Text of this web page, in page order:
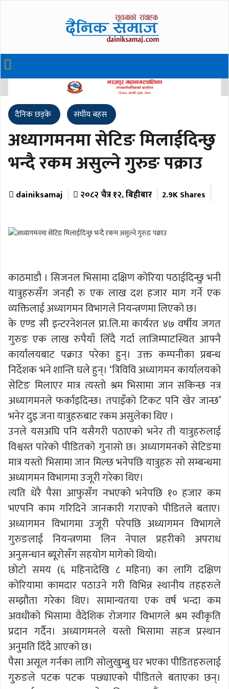
दैनिक छड्के संघीय बहस
अध्यागमनमा सेटिङ मिलाईदिन्छु
भन्दै रकम असुल्ने गुरुङ पक्राउ
dainiksamaj २०८२ चैत्र १२, बिहीबार 2.9K Shares
काठमाडौ । सिजनल भिसामा दक्षिण कोरिया पठाईदिन्छु भनी
यात्रुहरुसँग जनही रु एक लाख दश हजार माग गर्ने एक
व्यक्तिलाई अध्यागमन विभागले नियन्त्रणमा लिएको छ।
के एण्ड सी इन्टरनेशनल प्रा.लि.मा कार्यरत ४७ वर्षीय जगत
गुरुङ एक लाख रुपैयाँ लिँदै गर्दा लाजिम्पाटस्थित आफ्नै
कार्यालयबाट पक्राउ परेका हुन्। उक्त कम्पनीका प्रबन्ध
निर्देशक भने शान्ति घले हुन्। ‘त्रिविवि अध्यागमन कार्यालयको
सेटिङ मिलाएर मात्र त्यस्तो श्रम भिसामा जान सकिन्छ नत्र
अध्यागमनले फर्काइदिन्छ। तपाइँको टिकट पनि खेर जान्छ’
भनेर दुइ जना यात्रुहरुबाट रकम असुलेका थिए ।
उनले यसअघि पनि यसैगरी पठाएको भनेर ती यात्रुहरुलाई
विश्वस्त पारेको पीडितको गुनासो छ। अध्यागमनको सेटिङमा
मात्र यस्तो भिसामा जान मिल्छ भनेपछि यात्रुहरु सो सम्बन्धमा
अध्यागमन विभागमा उजूरी गरेका थिए।
त्यति धेरै पैसा आफुसँग नभएको भनेपछि १० हजार कम
भएपनि काम गरिदिने जानकारी गराएको पीडितले बताए।
अध्यागमन विभागमा उजूरी परेपछि अध्यागमन विभागले
गुरुङलाई नियन्त्रणमा लिन नेपाल प्रहरीको अपराध
अनुसन्धान ब्यूरोसँग सहयोग मागेको थियो।
छोटो समय (६ महिनादेखि ८ महिना) का लागि दक्षिण
कोरियामा कामदार पठाउने गरी विभिन्न स्थानीय तहहरुले
सम्झौता गरेका थिए। सामान्यतया एक वर्ष भन्दा कम
अवधीको भिसामा वैदेशिक रोजगार विभागले श्रम स्वीकृति
प्रदान गर्दैन। अध्यागमनले यस्तो भिसामा सहज प्रस्थान
अनुमति दिँदै आएको छ।
पैसा असूल गर्नका लागि सोलुखुम्बु घर भएका पीडितहरुलाई
गुरुङले पटक पटक पछ्याएको पीडितले बताएका छन्।